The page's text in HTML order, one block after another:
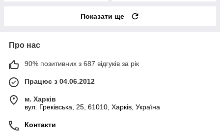
Показати ще
Про нас
90% позитивних з 687 відгуків за рік
Працює з 04.06.2012
м. Харків
вул. Греківська, 25, 61010, Харків, Україна
Контакти